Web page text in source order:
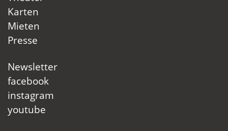
Karten
Mieten
Presse
Newsletter
facebook
instagram
youtube